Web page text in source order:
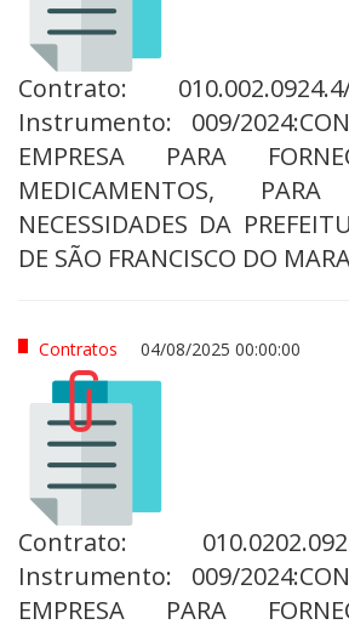
Contrato:
Instrumento: 009/
EMPRESA PARA
MEDICAMENTOS,
NECESSIDADES DA
DE SÃO FRANCISCO DO
Contratos 04/08/2025 00:00:00
Contrato:
Instrumento: 009/
EMPRESA PARA